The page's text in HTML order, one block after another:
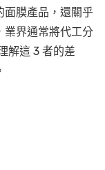
面膜產品，還關乎
業界通常將代工分
解這 3 者的差